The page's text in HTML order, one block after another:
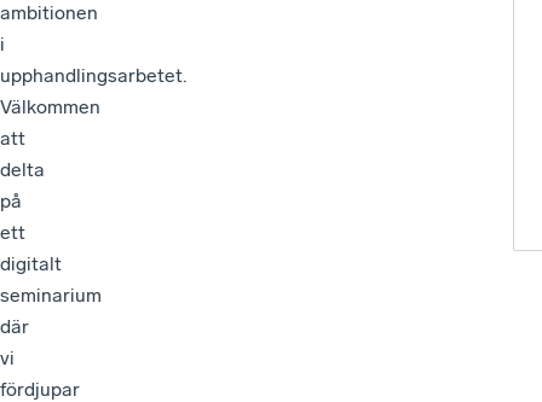
ambitionen
i
upphandlingsarbetet.
Välkommen
att
delta
på
ett
digitalt
seminarium
där
vi
fördjupar